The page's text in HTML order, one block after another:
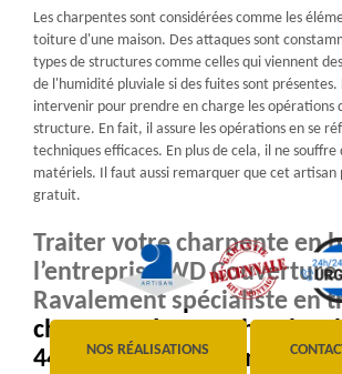
NOS RÉALISATIONS
Les charpentes sont considérées comme les
toiture d'une maison. Des attaques sont
types de structures comme celles qui viennent
de l'humidité pluviale si des fuites sont
intervenir pour prendre en charge les opérations
structure. En fait, il assure les opérations en se
techniques efficaces. En plus de cela, il ne
matériels. Il faut aussi remarquer que cet artisan
gratuit.
Traiter votre charpente en
l’entreprise WD Couverture
Ravalement spécialiste en
charpente à La Roche
44522 et ses environs